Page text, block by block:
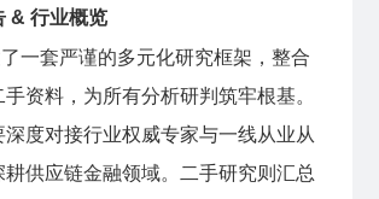
& 行业概览
一套严谨的多元化研究框架，整合
资料，为所有分析研判筑牢根基。
度对接行业权威专家与一线从业从
耕供应链金融领域。二手研究则汇总